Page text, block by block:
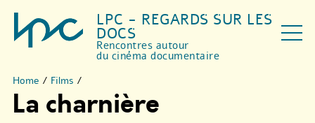
LPC - REGARDS SUR LES
DOCS
Rencontres autour
du cinéma documentaire
Home / Films /
La charnière